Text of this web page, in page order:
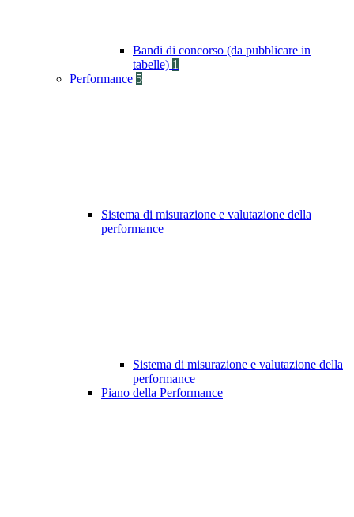
Bandi di concorso (da pubblicare in
tabelle) 1
Performance 5
Sistema di misurazione e valutazione della
performance
Sistema di misurazione e valutazione della
performance
Piano della Performance